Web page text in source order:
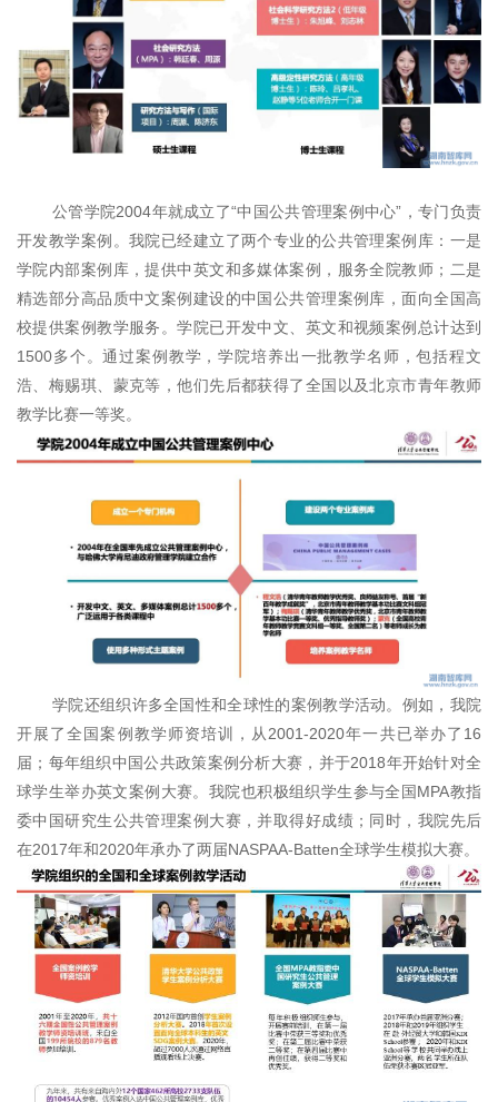
公管学院2004年就成立了“中国公共管理案例中心”，专门负责
开发教学案例。我院已经建立了两个专业的公共管理案例库：一是
学院内部案例库，提供中英文和多媒体案例，服务全院教师；二是
精选部分高品质中文案例建设的中国公共管理案例库，面向全国高
校提供案例教学服务。学院已开发中文、英文和视频案例总计达到
1500多个。通过案例教学，学院培养出一批教学名师，包括程文
浩、梅赐琪、蒙克等，他们先后都获得了全国以及北京市青年教师
教学比赛一等奖。
学院还组织许多全国性和全球性的案例教学活动。例如，我院
开展了全国案例教学师资培训，从2001-2020年一共已举办了16
届；每年组织中国公共政策案例分析大赛，并于2018年开始针对全
球学生举办英文案例大赛。我院也积极组织学生参与全国MPA教指
委中国研究生公共管理案例大赛，并取得好成绩；同时，我院先后
在2017年和2020年承办了两届NASPAA-Batten全球学生模拟大赛。